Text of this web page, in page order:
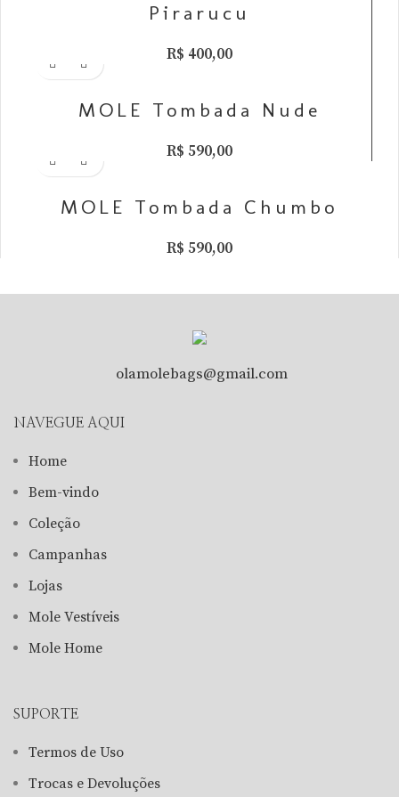
Pirarucu
R$ 400,00
MOLE Tombada Nude
R$ 590,00
MOLE Tombada Chumbo
R$ 590,00
olamolebags@gmail.com
NAVEGUE AQUI
Home
Bem-vindo
Coleção
Campanhas
Lojas
Mole Vestíveis
Mole Home
SUPORTE
Termos de Uso
Trocas e Devoluções